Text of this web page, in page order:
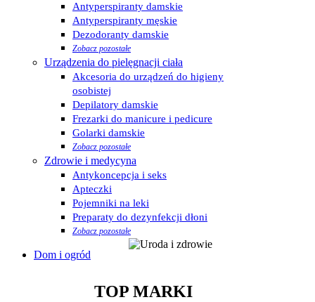
Antyperspiranty damskie
Antyperspiranty męskie
Dezodoranty damskie
Zobacz pozostałe
Urządzenia do pielęgnacji ciała
Akcesoria do urządzeń do higieny
osobistej
Depilatory damskie
Frezarki do manicure i pedicure
Golarki damskie
Zobacz pozostałe
Zdrowie i medycyna
Antykoncepcja i seks
Apteczki
Pojemniki na leki
Preparaty do dezynfekcji dłoni
Zobacz pozostałe
Dom i ogród
TOP MARKI